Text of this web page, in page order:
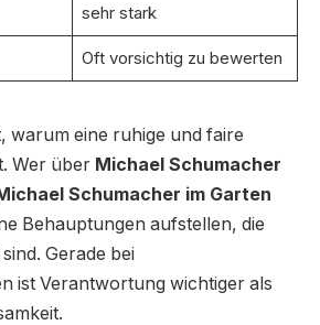
sehr stark
Oft vorsichtig zu bewerten
warum eine ruhige und faire
Wer über Michael Schumacher
Schumacher im Garten
Behauptungen aufstellen, die
Gerade bei
ist Verantwortung wichtiger als